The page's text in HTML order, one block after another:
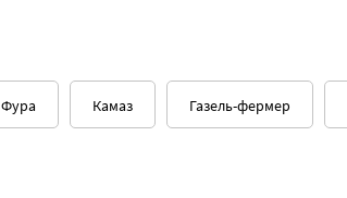
Газель-фермер
Камаз
Фура